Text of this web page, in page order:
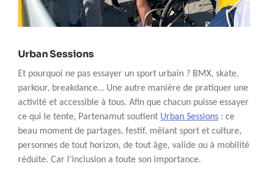
Urban Sessions
Et pourquoi ne pas essayer un sport urbain ? BMX, skate,
parkour, breakdance… Une autre manière de pratiquer une
activité et accessible à tous. Afin que chacun puisse essayer
ce qui le tente, Partenamut soutient Urban Sessions : ce
beau moment de partages, festif, mêlant sport et culture,
personnes de tout horizon, de tout âge, valide ou à mobilité
réduite. Car l’inclusion a toute son importance.